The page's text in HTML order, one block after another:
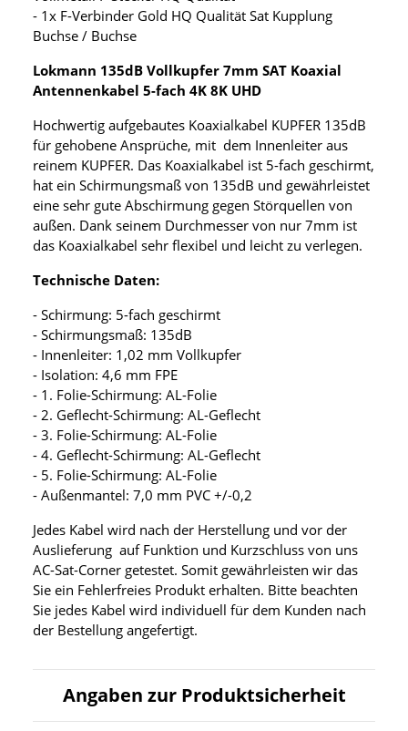
- 1x F-Verbinder Gold HQ Qualität Sat Kupplung
Buchse / Buchse
Lokmann 135dB Vollkupfer 7mm SAT Koaxial
Antennenkabel 5-fach 4K 8K UHD
Hochwertig aufgebautes Koaxialkabel KUPFER 135dB
für gehobene Ansprüche, mit dem Innenleiter aus
reinem KUPFER. Das Koaxialkabel ist 5-fach geschirmt,
hat ein Schirmungsmaß von 135dB und gewährleistet
eine sehr gute Abschirmung gegen Störquellen von
außen. Dank seinem Durchmesser von nur 7mm ist
das Koaxialkabel sehr flexibel und leicht zu verlegen.
Technische Daten:
- Schirmung: 5-fach geschirmt
- Schirmungsmaß: 135dB
- Innenleiter: 1,02 mm Vollkupfer
- Isolation: 4,6 mm FPE
- 1. Folie-Schirmung: AL-Folie
- 2. Geflecht-Schirmung: AL-Geflecht
- 3. Folie-Schirmung: AL-Folie
- 4. Geflecht-Schirmung: AL-Geflecht
- 5. Folie-Schirmung: AL-Folie
- Außenmantel: 7,0 mm PVC +/-0,2
Jedes Kabel wird nach der Herstellung und vor der
Auslieferung auf Funktion und Kurzschluss von uns
AC-Sat-Corner getestet. Somit gewährleisten wir das
Sie ein Fehlerfreies Produkt erhalten. Bitte beachten
Sie jedes Kabel wird individuell für dem Kunden nach
der Bestellung angefertigt.
Angaben zur Produktsicherheit